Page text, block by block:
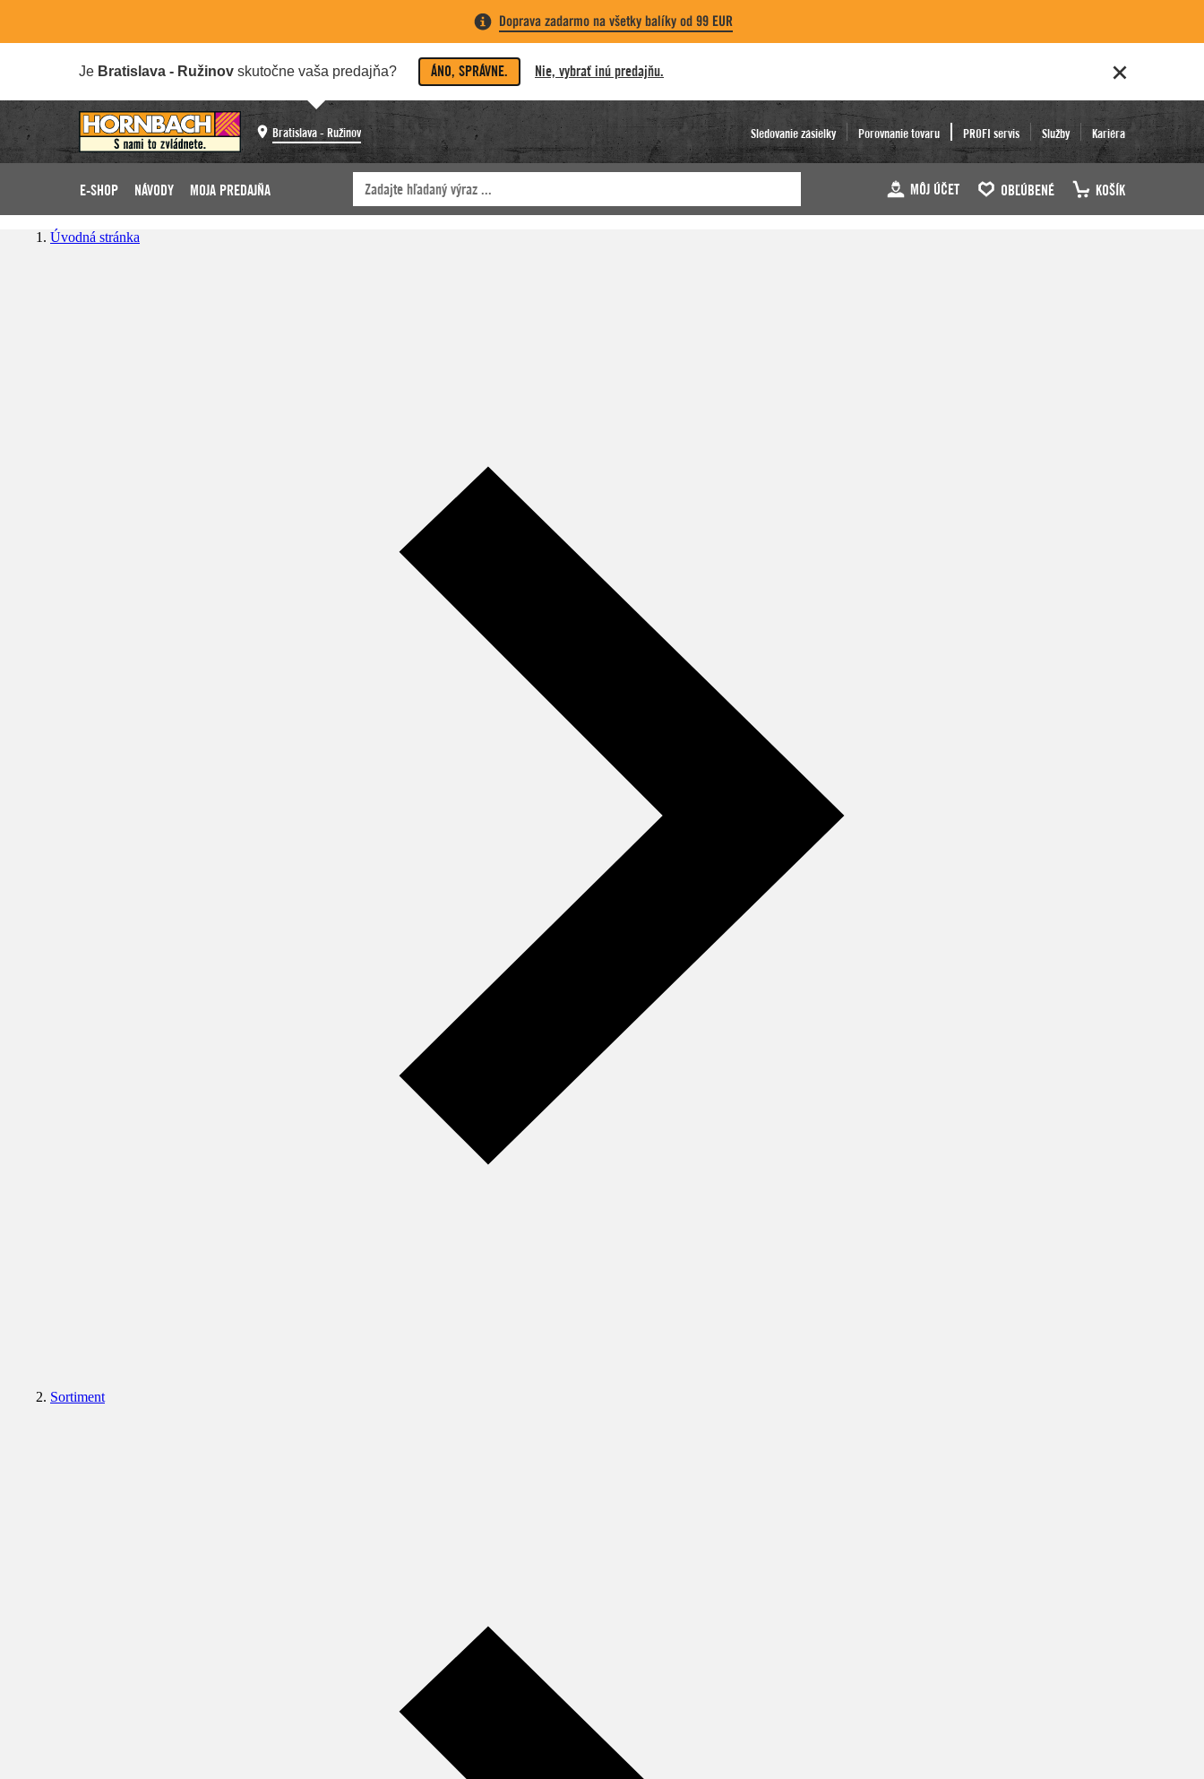
Doprava zadarmo na všetky balíky od 99 EUR
Je Bratislava - Ružinov skutočne vaša predajňa? ÁNO, SPRÁVNE. Nie, vybrať inú predajňu.
Bratislava - Ružinov Sledovanie zásielky Porovnanie tovaru PROFI servis Služby Kariéra
E-SHOP NÁVODY MOJA PREDAJŇA MÔJ ÚČET OBĽÚBENÉ KOŠÍK
Úvodná stránka
Sortiment